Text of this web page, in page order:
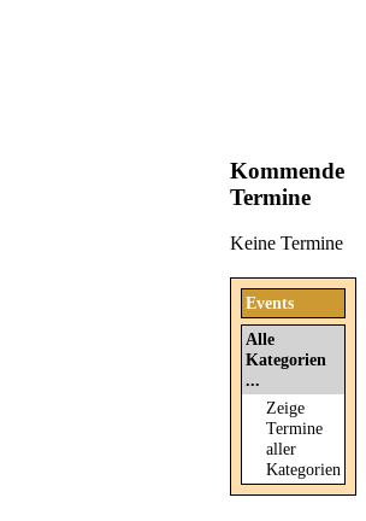
Kommende
Termine
Keine Termine
Events
Alle
Kategorien
...
Zeige
Termine
aller
Kategorien